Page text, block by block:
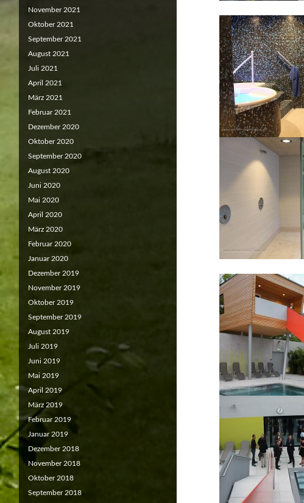
November 2021
Oktober 2021
September 2021
August 2021
Juli 2021
April 2021
März 2021
Februar 2021
Dezember 2020
Oktober 2020
September 2020
August 2020
Juni 2020
Mai 2020
April 2020
März 2020
Februar 2020
Januar 2020
Dezember 2019
November 2019
Oktober 2019
September 2019
August 2019
Juli 2019
Juni 2019
Mai 2019
April 2019
März 2019
Februar 2019
Januar 2019
Dezember 2018
November 2018
Oktober 2018
September 2018